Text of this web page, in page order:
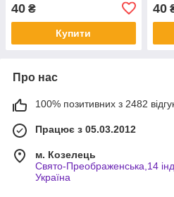
40 ₴
Купити
40
Про нас
100% позитивних з 2482
Працює з 05.03.2012
м. Козелець
Свято-Преображенська,14
Україна